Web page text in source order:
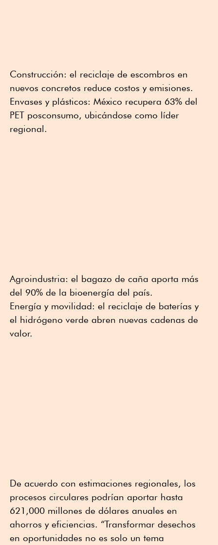
Construcción: el reciclaje de escombros en
nuevos concretos reduce costos y emisiones.
Envases y plásticos: México recupera 63% del
PET posconsumo, ubicándose como líder
regional.
Agroindustria: el bagazo de caña aporta más
del 90% de la bioenergía del país.
Energía y movilidad: el reciclaje de baterías y
el hidrógeno verde abren nuevas cadenas de
valor.
De acuerdo con estimaciones regionales, los
procesos circulares podrían aportar hasta
621,000 millones de dólares anuales en
ahorros y eficiencias. “Transformar desechos
en oportunidades no es solo un tema